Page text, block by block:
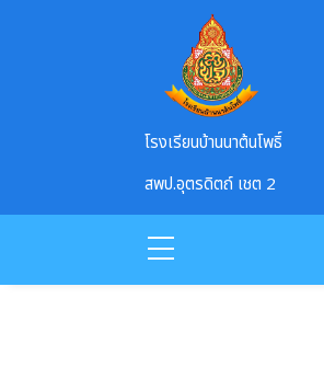
โรงเรียนบ้านนาต้นโพธิ์
สพป.อุตรดิตถ์ เชต 2